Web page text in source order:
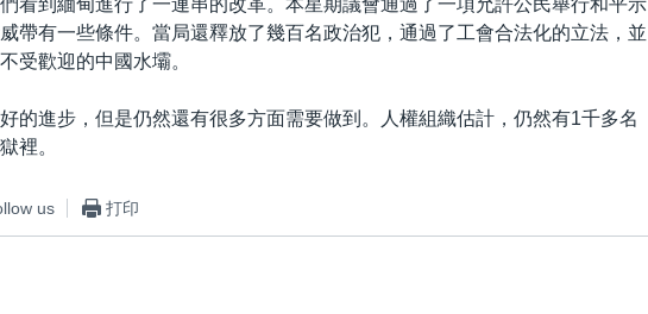
看到緬甸進行了一連串的改革。本星期議會通過了一項允許公民舉行和平示
帶有一些條件。當局還釋放了幾百名政治犯，通過了工會合法化的立法，並
受歡迎的中國水壩。
的進步，但是仍然還有很多方面需要做到。人權組織估計，仍然有1千多名
裡。
us 打印